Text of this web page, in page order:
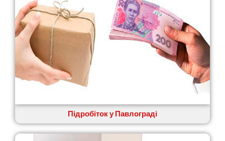
Васильків
Великі Лази
Великий Омеляник
Верхнедніпровськ
Вільнянськ
Вінниця
Винники
Вишенки
Вовчинець
Вознесенськ
Підробіток у Павлограді